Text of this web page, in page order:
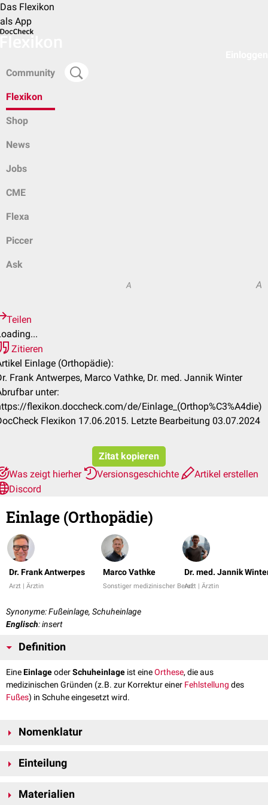
Das Flexikon
als App
Community
Flexikon
Shop
News
Jobs
CME
Flexa
Piccer
Ask
A A
Teilen
Zitieren
Einlage (Orthopädie):
Frank Antwerpes, Marco Vathke, Dr. med. Jannik Winter
unter:
flexikon.doccheck.com/de/Einlage_(Orthop%C3%A4die)
Flexikon 17.06.2015. Letzte Bearbeitung 03.07.2024
Zitat kopieren
Was zeigt hierher
Versionsgeschichte
Artikel erstellen
Discord
Einlage (Orthopädie)
Dr. Frank Antwerpes
Arzt | Ärztin
Marco Vathke
Sonstiger medizinischer Beruf
Dr. med. Jannik
Arzt | Ärztin
Synonyme: Fußeinlage, Schuheinlage
Englisch: insert
Definition
EineEinlageoderSchuheinlage ist eineOrthese, die aus
medizinischen Gründen (z.B. zur Korrektur einer Fehlstellung des
Fußes) in Schuhe eingesetzt wird.
Nomenklatur
"anatomischen" oder "orthopädischen" Einlagen, um sie gegenüber
abzugrenzen.
Einteilung
...nach Fertigung
Materialien